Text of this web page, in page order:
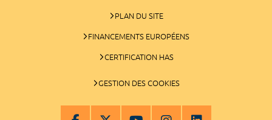
PLAN DU SITE
FINANCEMENTS EUROPÉENS
CERTIFICATION HAS
GESTION DES COOKIES